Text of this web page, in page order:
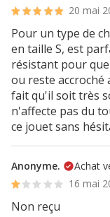
20 mai
Pour un type de
en taille S, est
résistant pour
ou reste accroché
fait qu'il soit très
n'affecte pas du
ce jouet sans
Anonyme.
Achat
16 mai
Non reçu